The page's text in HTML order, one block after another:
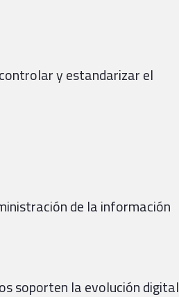
y estandarizar el
de la información
soporten la evolución digital